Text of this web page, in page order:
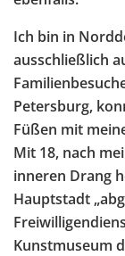
Ich bin in
ausschließlich
Petersburg,
Füßen mit
Mit 18, nach
inneren Drang
Hauptstadt
Kunstmuseum